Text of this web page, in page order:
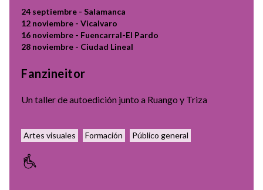
24 septiembre - Salamanca
12 noviembre - Vicalvaro
16 noviembre - Fuencarral-El Pardo
28 noviembre - Ciudad Lineal
Fanzineitor
Un taller de autoedición junto a Ruango y Triza
Artes visuales Formación Público general